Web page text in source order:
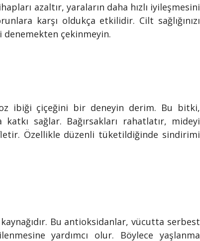
azaltır, yaraların daha hızlı iyileşmesini
karşı oldukça etkilidir. Cilt sağlığınızı
çekinmeyin.
ibiği çiçeğini bir deneyin derim. Bu bitki,
katkı sağlar. Bağırsakları rahatlatır, mideyi
Özellikle düzenli tüketildiğinde sindirimi
Bu antioksidanlar, vücutta serbest
yardımcı olur. Böylece yaşlanma